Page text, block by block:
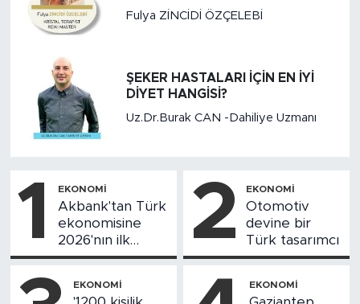
Fulya ZİNCİDİ ÖZÇELEBİ
ŞEKER HASTALARI İÇİN EN İYİ
DİYET HANGİSİ?
Uz.Dr.Burak CAN -Dahiliye Uzmanı
1 EKONOMI
Akbank'tan Türk
ekonomisine
2026'nın ilk
yarısında 2
TL kredi desteği
2 EKONOMI
Otomotiv
devine bir
Türk tasarımcı
EKONOMI EKONOMI